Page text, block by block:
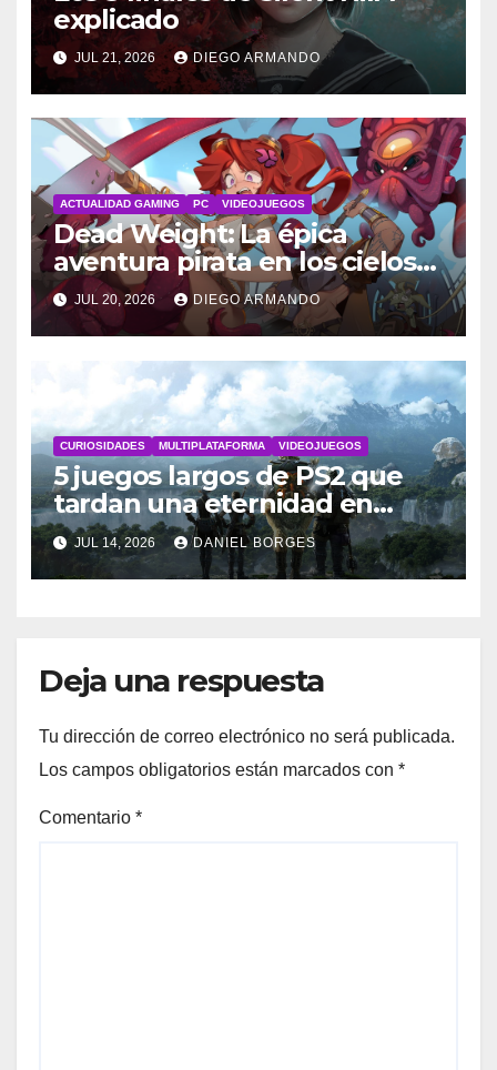
explicado
JUL 21, 2026 DIEGO ARMANDO
ACTUALIDAD GAMING PC VIDEOJUEGOS
Dead Weight: La épica
aventura pirata en los cielos
steampunk
JUL 20, 2026 DIEGO ARMANDO
CURIOSIDADES MULTIPLATAFORMA VIDEOJUEGOS
5 juegos largos de PS2 que
tardan una eternidad en
completarse
JUL 14, 2026 DANIEL BORGES
Deja una respuesta
Tu dirección de correo electrónico no será publicada.
Los campos obligatorios están marcados con *
Comentario *